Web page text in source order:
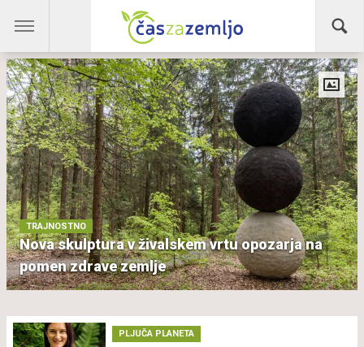
TRAJNOSTNO
Nova skulptura v živalskem vrtu opozarja na
pomen zdrave zemlje
PLJUČA PLANETA